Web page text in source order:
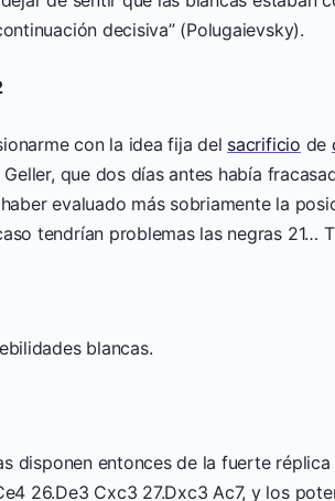
decisiva” (Polugaievsky).
con la idea fija del sacrificio de
que dos días antes había
evaluado más sobriamente la
tendrían problemas las negras 21…
blancas.
disponen entonces de la fuerte
26.De3 Cxc3 27.Dxc3 Ac7, y los